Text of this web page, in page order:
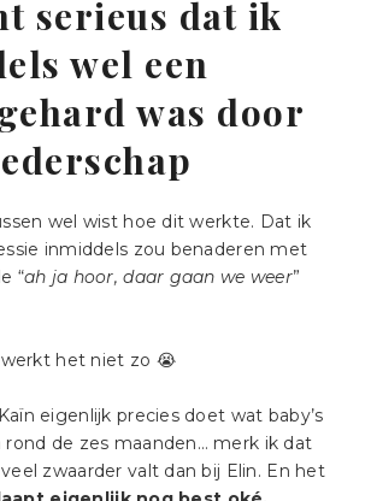
LANDGRAAF
serieus dat ik
wel een
was door
wel wist hoe dit werkte. Dat ik
inmiddels zou benaderen met
“ah ja hoor, daar gaan we weer”
werkt het niet zo 😭
eigenlijk precies doet wat baby’s
de zes maanden… merk ik dat
zwaarder valt dan bij Elin. En het